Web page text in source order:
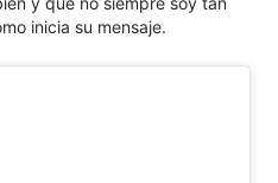
inicia su mensaje.